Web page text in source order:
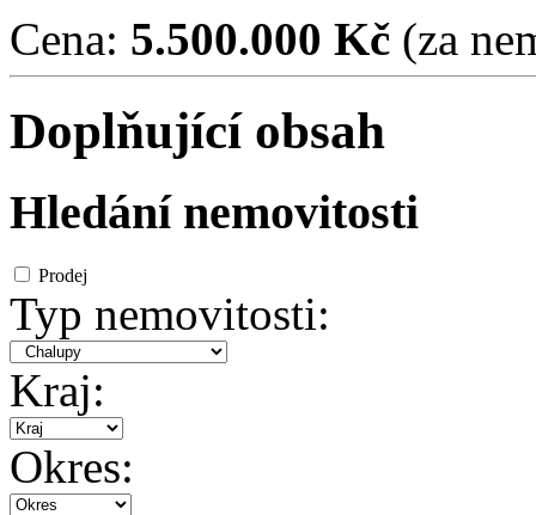
Cena: 5.500.000 Kč (za
Doplňující obsah
Hledání nemovitosti
Prodej
Typ nemovitosti:
Kraj:
Okres: